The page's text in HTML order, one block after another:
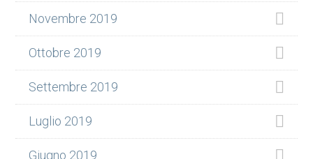
Novembre 2019
Ottobre 2019
Settembre 2019
Luglio 2019
Giugno 2019